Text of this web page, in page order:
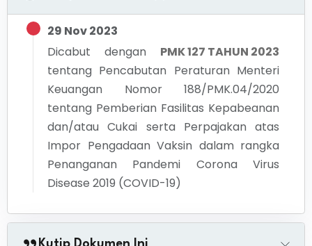
29 Nov 2023
Dicabut dengan
PMK 127 TAHUN 2023
tentang Pencabutan Peraturan Menteri
Keuangan Nomor 188/PMK.04/2020
tentang Pemberian Fasilitas Kepabeanan
dan/atau Cukai serta Perpajakan atas
Impor Pengadaan Vaksin dalam rangka
Penanganan Pandemi Corona Virus
Disease 2019 (COVID-19)